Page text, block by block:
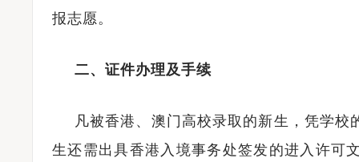
报志愿。
二、证件办理及手续
凡被香港、澳门高校录取的新生，凭学
生还需出具香港入境事务处签发的进入许可